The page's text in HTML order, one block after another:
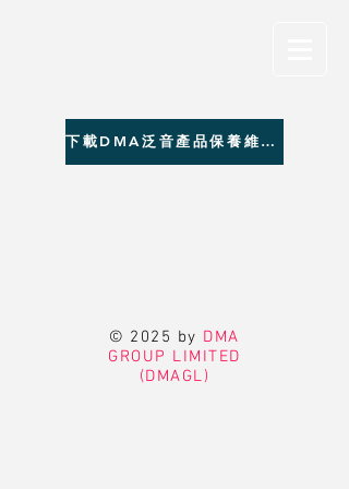
下載DMA泛音產品保養維修聯絡資料
© 2025 by DMA
GROUP LIMITED
(DMAGL)